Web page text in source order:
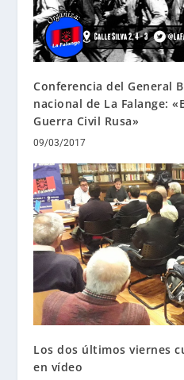
Conferencia del General
nacional de La Falange:
Guerra Civil Rusa»
09/03/2017
Los dos últimos viernes
en vídeo